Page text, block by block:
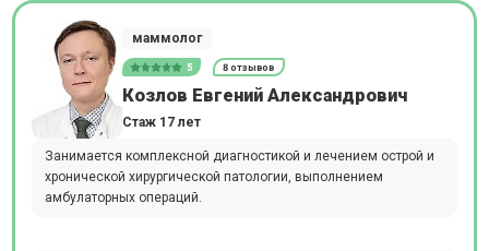
маммолог
5 8 отзывов
Козлов Евгений Александрович
Стаж 17 лет
Занимается комплексной диагностикой и лечением острой и
хронической хирургической патологии, выполнением
амбулаторных операций.